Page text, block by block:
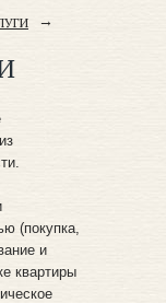
(покупка,
и
квартиры